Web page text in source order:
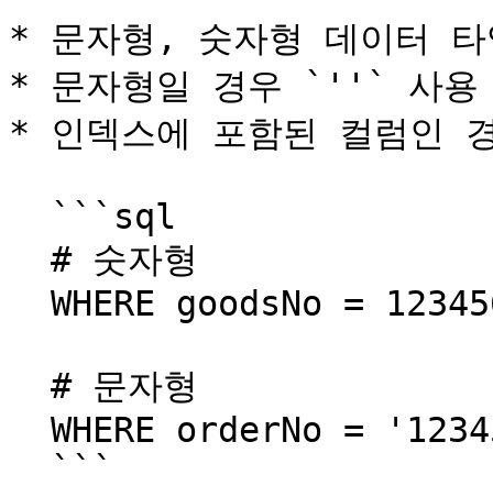
* 문자형, 숫자형 데이터 타
* 문자형일 경우 `''` 사용
* 인덱스에 포함된 컬럼인